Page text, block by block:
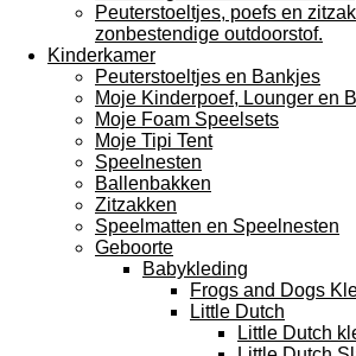
Peuterstoeltjes, poefs en
zonbestendige outdoorstof.
Kinderkamer
Peuterstoeltjes en Bankjes
Moje Kinderpoef, Lounger en
Moje Foam Speelsets
Moje Tipi Tent
Speelnesten
Ballenbakken
Zitzakken
Speelmatten en Speelnesten
Geboorte
Babykleding
Frogs and Dogs
Little Dutch
Little Dutch